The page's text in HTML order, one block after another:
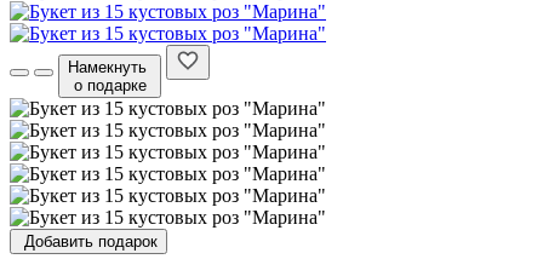
Намекнуть
о подарке
Добавить подарок